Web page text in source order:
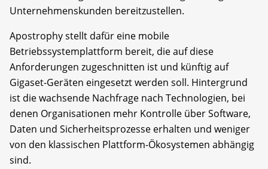
Unternehmenskunden bereitzustellen.
Apostrophy stellt dafür eine mobile
Betriebssystemplattform bereit, die auf diese
Anforderungen zugeschnitten ist und künftig auf
Gigaset-Geräten eingesetzt werden soll. Hintergrund
ist die wachsende Nachfrage nach Technologien, bei
denen Organisationen mehr Kontrolle über Software,
Daten und Sicherheitsprozesse erhalten und weniger
von den klassischen Plattform-Ökosystemen abhängig
sind.